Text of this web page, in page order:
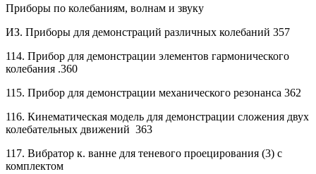
Приборы по колебаниям, волнам и звуку
ИЗ. Приборы для демонстраций различных колебаний 357
114. Прибор для демонстрации элементов гармонического
колебания .360
115. Прибор для демонстрации механического резонанса 362
116. Кинематическая модель для демонстрации сложения двух
колебательных движений 363
117. Вибратор к. ванне для теневого проецирования (3) с
комплектом